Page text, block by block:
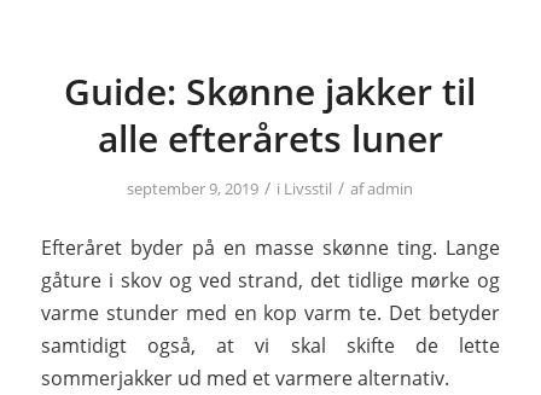
Guide: Skønne jakker til
alle efterårets luner
september 9, 2019 / i Livsstil / afadmin
Efteråret byder på en masse skønne ting. Lange
gåture i skov og ved strand, det tidlige mørke og
varme stunder med en kop varm te. Det betyder
samtidigt også, at vi skal skifte de lette
sommerjakker ud med et varmere alternativ.